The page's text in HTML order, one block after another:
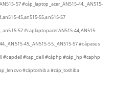
57#cáp_laptop_acer_AN515-44,_AN515-
45,an515-55,an515-57
57#caplaptopacerAN515-44,AN515-
45,_AN515-55,_AN515-57#cápasus
#capdell#cap_dell#cáphp#cáp_hp #caphp
#cáptoshiba#cáp_toshiba